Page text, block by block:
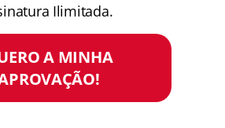
Ilimitada.
A MINHA